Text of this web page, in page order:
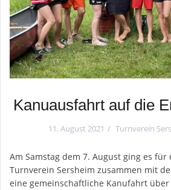
Kanuausfahrt auf die
11. August 2021 Turnverein
Am Samstag dem 7. August ging es für
Turnverein Sersheim zusammen mit
eine gemeinschaftliche Kanufahrt